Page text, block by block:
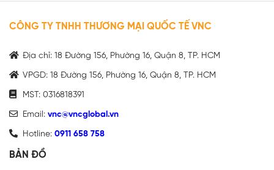
CÔNG TY TNHH THƯƠNG MẠI QUỐC TẾ VNC
Địa chỉ: 18 Đường 156, Phường 16, Quận 8, TP. HCM
VPGD: 18 Đường 156, Phường 16, Quận 8, TP. HCM
MST: 0316818391
Email: vnc@vncglobal.vn
Hotline: 0911 658 758
BẢN ĐỒ